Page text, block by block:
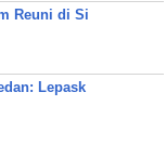
Reuni di Si
Lepask